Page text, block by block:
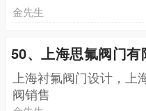
金先生
50、上海思氟阀门有
上海衬氟阀门设计，
阀销售